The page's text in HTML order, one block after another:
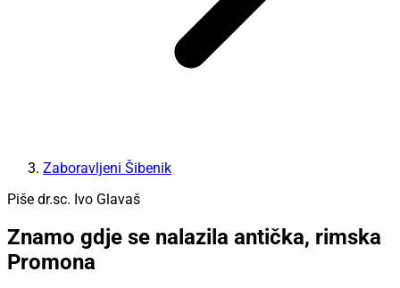
Zaboravljeni Šibenik
Piše dr.sc. Ivo Glavaš
Znamo gdje se nalazila antička, rimska
Promona